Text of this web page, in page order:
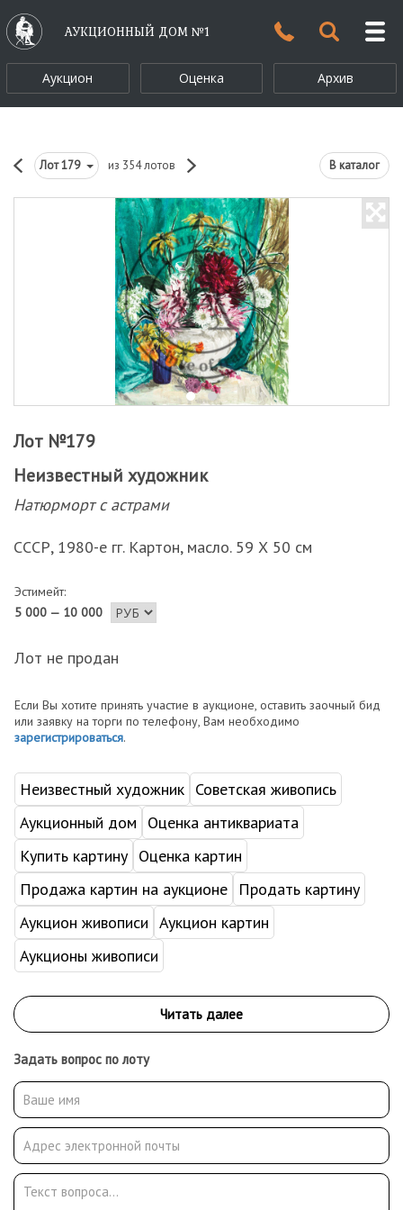
АУКЦИОННЫЙ ДОМ №1
Аукцион Оценка Архив
Лот179 из 354 лотов В каталог
Лот №179
Неизвестный художник
Натюрморт с астрами
СССР, 1980-е гг. Картон, масло. 59 Х 50 см
Эстимейт:
5 000 — 10 000
Лот не продан
Если Вы хотите принять участие в аукционе, оставить заочный бид
или заявку на торги по телефону, Вам необходимо
зарегистрироваться.
Неизвестный художник Советская живопись
Аукционный дом
Оценка антиквариата
Купить картину Оценка картин
Продажа картин на аукционе
Продать картину
Аукцион живописи Аукцион картин
Аукционы живописи
Задать вопрос по лоту